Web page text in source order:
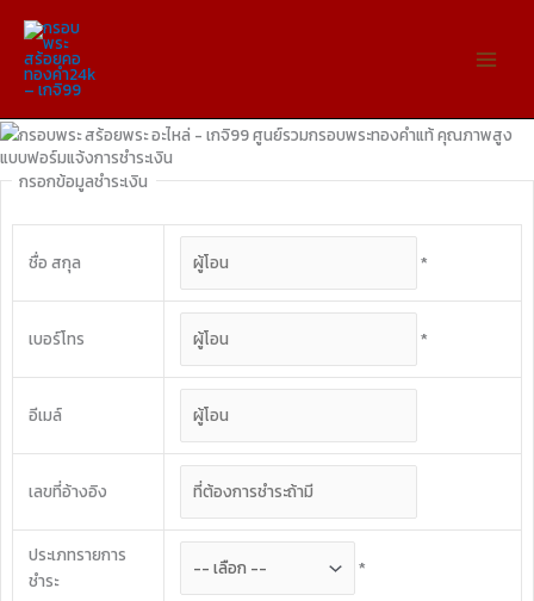
content
แบบฟอร์มแจ้งการชำระเงิน
กรอกข้อมูลชำระเงิน
ชื่อ สกุล *
เบอร์โทร *
อีเมล์
เลขที่อ้างอิง
ประเภทรายการ
ชำระ
*